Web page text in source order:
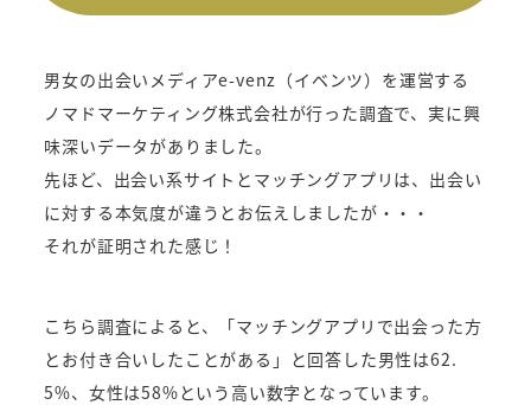
男女の出会いメディアe-venz（イベンツ）を運営する
ノマドマーケティング株式会社が行った調査で、実に興
味深いデータがありました。
先ほど、出会い系サイトとマッチングアプリは、出会い
に対する本気度が違うとお伝えしましたが・・・
それが証明された感じ！
こちら調査によると、「マッチングアプリで出会った方
とお付き合いしたことがある」と回答した男性は62.
5%、女性は58%という高い数字となっています。